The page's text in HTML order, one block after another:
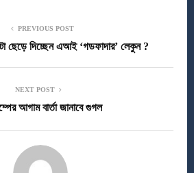
PREVIOUS POST
ছেড়ে দিচ্ছেন এআই ‘গডফাদার’ লেকুন ?
NEXT POST
আগাম বার্তা জানাবে গুগল